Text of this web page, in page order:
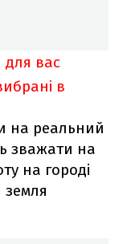
вас
в
на реальний
зважати на
на городі
земля